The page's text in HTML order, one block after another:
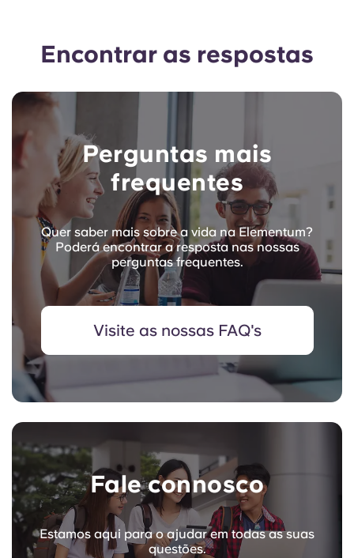
Encontrar as respostas
Perguntas mais
frequentes
Quer saber mais sobre a vida na Elementum?
Poderá encontrar a resposta nas nossas
perguntas frequentes.
Visite as nossas FAQ's
Fale connosco
Estamos aqui para o ajudar em todas as suas
questões.